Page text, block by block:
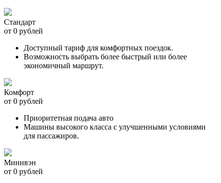
Стандарт
от 0 рублей
Доступный тариф для комфортных поездок.
Возможность выбрать более быстрый или более
экономичный маршрут.
Комфорт
от 0 рублей
Приоритетная подача авто
Машины высокого класса с улучшенными условиями
для пассажиров.
Минивэн
от 0 рублей